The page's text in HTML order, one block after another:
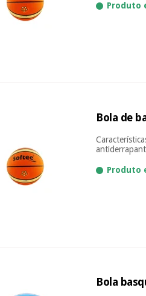
Produto
Bola de
Produto
Bola